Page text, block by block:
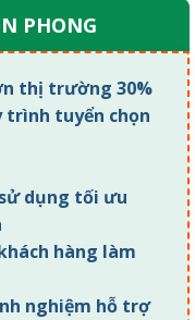
PHONG
thị trường 30%
trình tuyển chọn
dụng tối ưu
hàng làm
nghiệm hỗ trợ